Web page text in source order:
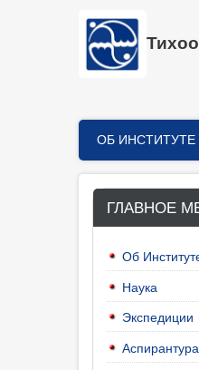
Главное
меню
ОБ ИНСТИТУТЕ
ГЛАВНОЕ
Об
Наука
Экспедиции
Аспирантура